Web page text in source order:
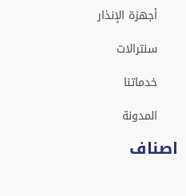
أجهزة الإنذار
سنترالات
خدماتنا
المدونة
اصناف